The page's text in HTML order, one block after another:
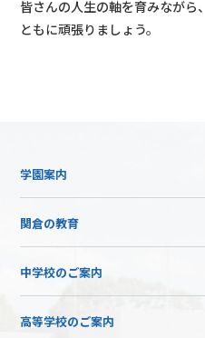
皆さんの人生の軸を育みながら
ともに頑張りましょう。
学園案内
関倉の教育
中学校のご案内
高等学校のご案内